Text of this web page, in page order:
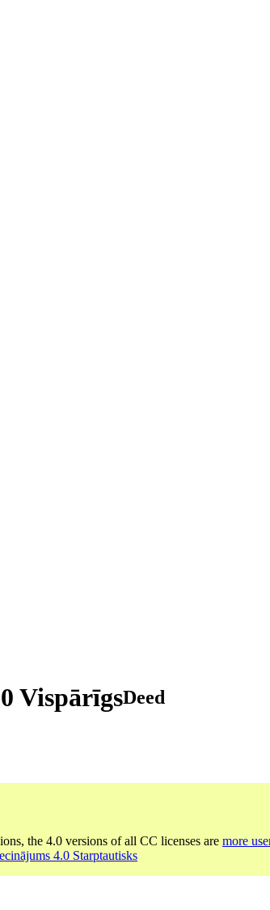
VispārīgsDeed
the 4.0 versions of all CC licenses are more
4.0 Starptautisks